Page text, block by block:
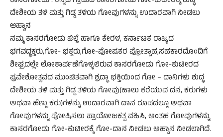
ದೇಶೀಯ ತಳಿ ಮತ್ತು ಗಿಡ್ಡ ತಳಿಯ ಗೋವುಗಳನ್ನು ಉದಾರವಾಗಿ ನೀಡಲು
ಆಹ್ವಾನ
ನಮ್ಮ ಕಾಸರಗೋಡು ಜಿಲ್ಲೆ ಹಾಗೂ ಕೇರಳ, ಕರ್ನಾಟಕ ರಾಜ್ಯದ
ಭಗವದ್ಭಕ್ತರು,ಗೋ- ಭಕ್ತರು,ಗೋ-ಪೋಷಕರ ಪ್ರೋತ್ಸಾಹ,ಸಹಕಾರದೊಂದಿಗೆ
ಶೀಘ್ರದಲ್ಲೇ ಲೋಕಾರ್ಪಣೆಗೊಳ್ಳಲಿರುವ ಕಾಸರಗೋಡು ಗೋ-ಕುಟೀರದ
ಪ್ರವೇಶೋತ್ಸವದ ಮುಂಚಿತವಾಗಿ ಶ್ರದ್ಧಾ ಭಕ್ತಿಯಿಂದ ಗೋ – ದಾನಿಗಳು ಶುದ್ಧ
ದೇಶೀಯ ತಳಿ ಮತ್ತು ಗಿಡ್ಡ ತಳಿಯ ಗೋವು(ಹಾಲು ಕರೆಯುವ ದನ, ಕರುಗಳು
ಅಥವಾ ಹೆಣ್ಣು ಕರು)ಗಳನ್ನು ಉದಾರವಾಗಿ ದಾನ ರೂಪದಲ್ಲೂ ಅಥವಾ
ಗೋವುಗಳನ್ನು ಪೋಷಿಸಲು ಪ್ರಾಯೋಜಕತ್ವ ವಹಿಸಿ, ಅಂತಹ ಗೋವುಗಳನ್ನು
ಕಾಸರಗೋಡು ಗೋ-ಕುಟೀರಕ್ಕೆ ಗೋ-ದಾನ ನೀಡಲು ಅಹ್ವಾನ ನೀಡಲಾಗಿದೆ.